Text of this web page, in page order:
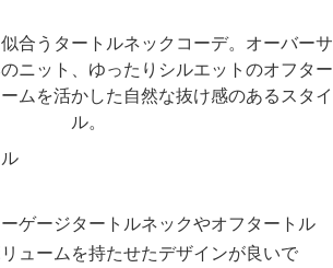
ゲージタートルネックやオフタートル
ュームを持たせたデザインが良いで